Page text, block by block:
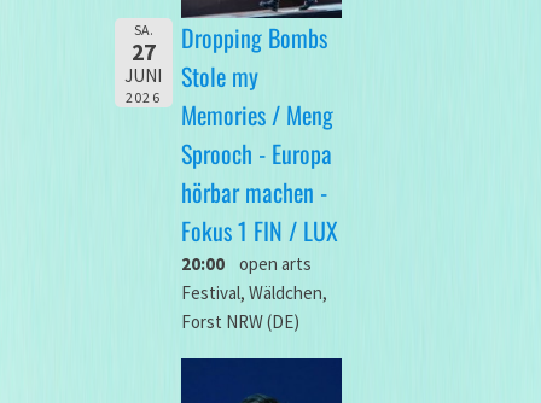
SA.
27
JUNI
2026
Dropping Bombs
Stole my
Memories / Meng
Sprooch - Europa
hörbar machen -
Fokus 1 FIN / LUX
20:00
open arts
Festival, Wäldchen,
Forst NRW (DE)